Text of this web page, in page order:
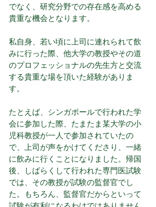
でなく、研究分野での存在感を高める
貴重な機会となります。
私自身、若い頃に上司に連れられて飲
みに行った際、他大学の教授やその道
のプロフェッショナルの先生方と交流
する貴重な場を頂いた経験がありま
す。
たとえば、シンガポールで行われた学
会に参加した際、たまたま某大学の小
児科教授が一人で参加されていたの
で、上司が声をかけてくださり、一緒
に飲みに行くことになりました。帰国
後、しばらくして行われた専門医試験
では、その教授が試験の監督官でし
た。もちろん、監督官だからといって